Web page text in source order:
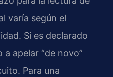
varía según el
Si es declarado
apelar “de novo”
Para una